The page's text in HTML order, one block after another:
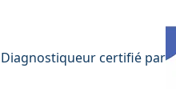
Diagnostiqueur certifié par